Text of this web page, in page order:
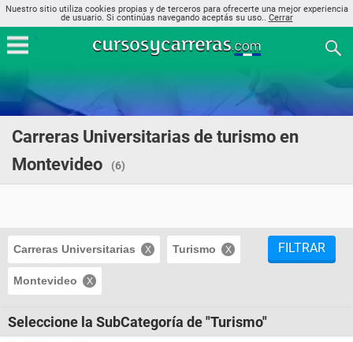
Nuestro sitio utiliza cookies propias y de terceros para ofrecerte una mejor experiencia
de usuario. Si continúas navegando aceptás su uso.. Cerrar
Carreras Universitarias de turismo en
Montevideo
(6)
Carreras Universitarias Turismo
Montevideo
FILTRAR
Seleccione la SubCategoría de "Turismo"